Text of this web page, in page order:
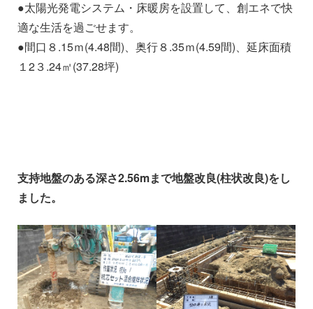
●太陽光発電システム・床暖房を設置して、創エネで快
適な生活を過ごせます。
●間口８.15ｍ(4.48間)、奥行８.35ｍ(4.59間)、延床面積
１2３.24㎡(37.28坪)
支持地盤のある深さ2.56mまで地盤改良(柱状改良)をし
ました。